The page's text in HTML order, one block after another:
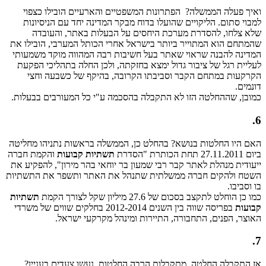
ואיך פעלה הממשלה? הפתרונות המשפטיים והארעיים הובילו כצפוי
למבוי סתום. הליקויים שהועלו בדוח מבקר המדינה יחד עם הניסיונות
שלא צלחו, להסדרת מערכת היחסים על הבעלות באתר, והעובדה
שהמתחם הוא המתוייר ביותר בישראל אחרי הכותל המערבי, הובילו את
המדינה להבנה שראוי שאתר בעל חשיבות רבה המהווה מוקד משמעותי
לעליית רגל של ציבור גדול ימצא בחזקתה, ולכן החלה בתהליכי הפקעת
הקרקעות במתחם הקבר וסביבתו הקרובה, בהיקף של כשבעה וחצי
דונמים.
כמובן, שההחלטה הזו לא התקבלה בהסכמה ע"י כל המעורבים בבעלות.
6.
האם היו החלטות בנושא? בהחלט כן, הממשלה בראשות נתניהו מחליטה
ביום 27.11.2011 תחת הכותרת "הסדרת
תשתיות קבועות והקמת חברה
ייעודית מנהלת לאתר קבר רבי שמעון בר יוחאי בהר מירון", להפקיע את
השטח ולהקים חברה ממשלתית שתנהל את האתר ותשפר את התשתיות
בו וסביבו.
כמו כן הוחלט לתקצב בסכום של 27.6 מיליון שקל לצורך הקמת
תשתיות
קבועות
בפריסה שווה בין השנים 2012-2014 בחלקים שווים של משרדי
האוצר, הפנים, התחבורה, התיירות ומינהל מקרקעי ישראל.
7.
אז התקבלה החלטה, מתקבלות הרבה החלטות, נעשו צעדים בעניין?